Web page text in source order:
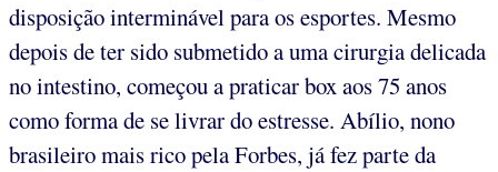
disposição interminável para os esportes. Mesmo
depois de ter sido submetido a uma cirurgia delicada
no intestino, começou a praticar box aos 75 anos
como forma de se livrar do estresse. Abílio, nono
brasileiro mais rico pela Forbes, já fez parte da